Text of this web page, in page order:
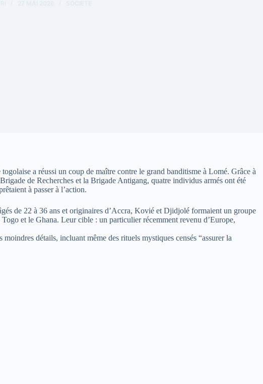
a réussi un coup de maître contre le grand banditisme à Lomé. Grâce à
de Recherches et la Brigade Antigang, quatre individus armés ont été
à passer à l’action.
de 22 à 36 ans et originaires d’Accra, Kovié et Djidjolé formaient un groupe
et le Ghana. Leur cible : un particulier récemment revenu d’Europe,
détails, incluant même des rituels mystiques censés “assurer la